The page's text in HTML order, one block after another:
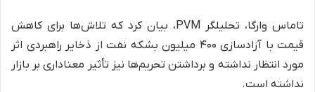
تاماس وارگا، تحلیلگر PVM، بیان کرد که تلاش‌ها برای کاهش
قیمت با آزادسازی ۴۰۰ میلیون بشکه نفت از ذخایر راهبردی اثر
مورد انتظار نداشته و برداشتن تحریم‌ها نیز تأثیر معناداری بر بازار
نداشته است.